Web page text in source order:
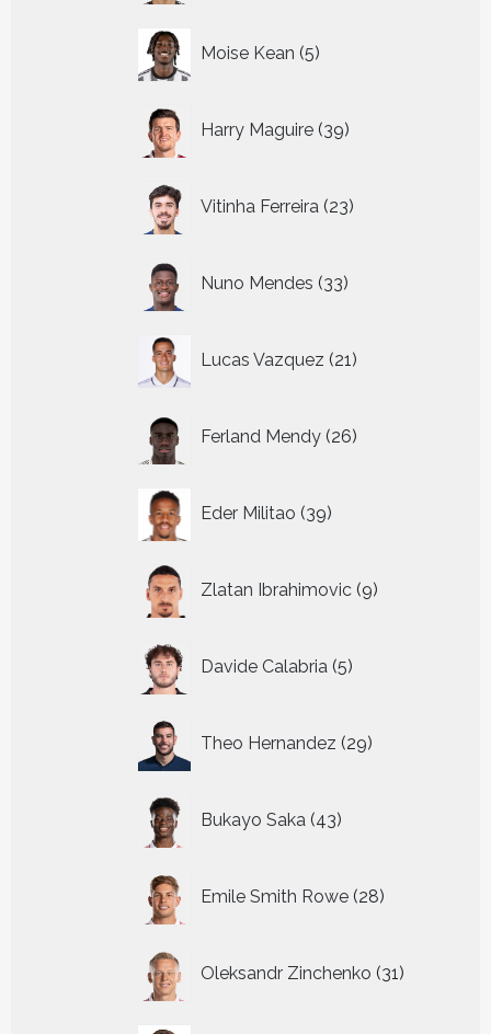
Moise Kean 5
producten
Harry Maguire 39
producten
Vitinha Ferreira 23
producten
Nuno Mendes 33
producten
Lucas Vazquez 21
producten
Ferland Mendy 26
producten
Eder Militao 39
producten
Zlatan Ibrahimovic 9
producten
Davide Calabria 5
producten
Theo Hernandez 29
producten
Bukayo Saka 43
producten
Emile Smith Rowe 28
producten
Oleksandr Zinchenko 31
producten